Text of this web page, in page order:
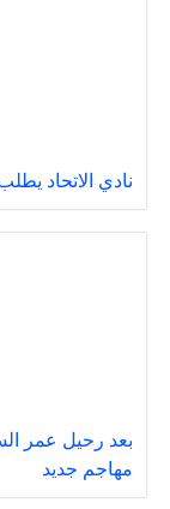
نادي الاتحاد
بعد رحيل عمر
مهاجم جديد